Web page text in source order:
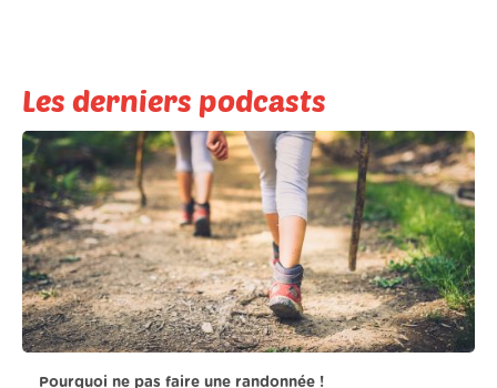
Les derniers podcasts
Pourquoi ne pas faire une randonnée !